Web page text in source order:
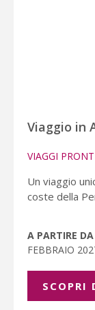
Viaggio in
VIAGGI
Un viaggio
coste della
A PARTIRE
FEBBRAIO
SCOPRI